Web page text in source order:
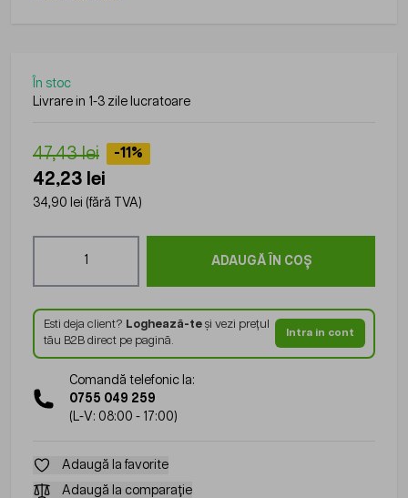
În stoc
Livrare in 1-3 zile lucratoare
47,43 lei -11%
42,23 lei
34,90 lei (fără TVA)
ADAUGĂ ÎN COȘ
Esti deja client? Loghează-teși vezi prețul
tău B2B direct pe pagină.
Intra in cont
Comandă telefonic la:
0755 049 259
(L-V: 08:00 - 17:00)
Adaugă la favorite
Adaugă la comparație